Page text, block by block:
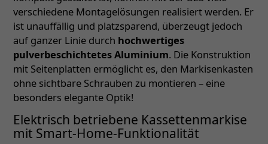
verschiedene Montagelösungen realisiert werden. Er
ist unauffällig und platzsparend, überzeugt jedoch
auf ganzer Linie durch hochwertiges
pulverbeschichtetes Aluminium. Die Konstruktion
mit Seitenplatten ermöglicht es, den Markisenkasten
ohne sichtbare Schrauben zu montieren – eine
besonders elegante Optik!
Elektrisch betriebene Kassettenmarkise
mit Smart-Home-Funktionalität